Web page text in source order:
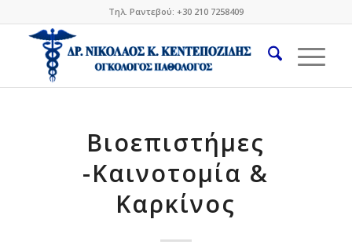
Τηλ. Ραντεβού: +30 210 7258409
Βιοεπιστήμες
-Καινοτομία &
Καρκίνος